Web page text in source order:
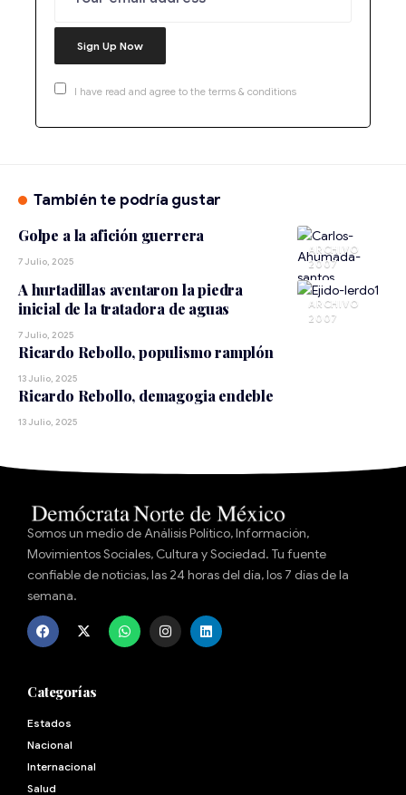
I have read and agree to the terms & conditions
También te podría gustar
ARCHIVO
2007
Golpe a la afición guerrera
7 Julio, 2025
ARCHIVO
2007
A hurtadillas aventaron la piedra
inicial de la tratadora de aguas
7 Julio, 2025
Ricardo Rebollo, populismo ramplón
13 Julio, 2025
Ricardo Rebollo, demagogia endeble
13 Julio, 2025
Somos un medio de Análisis Político, Información,
Movimientos Sociales, Cultura y Sociedad. Tu fuente
confiable de noticias, las 24 horas del día, los 7 días de la
semana.
Categorías
Estados
Nacional
Internacional
Salud